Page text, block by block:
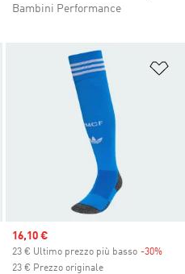
Bambini Performance
alla lista dei desideri
Sale price
16,10 €
23 € Ultimo prezzo più basso -30%
23 € Prezzo originale